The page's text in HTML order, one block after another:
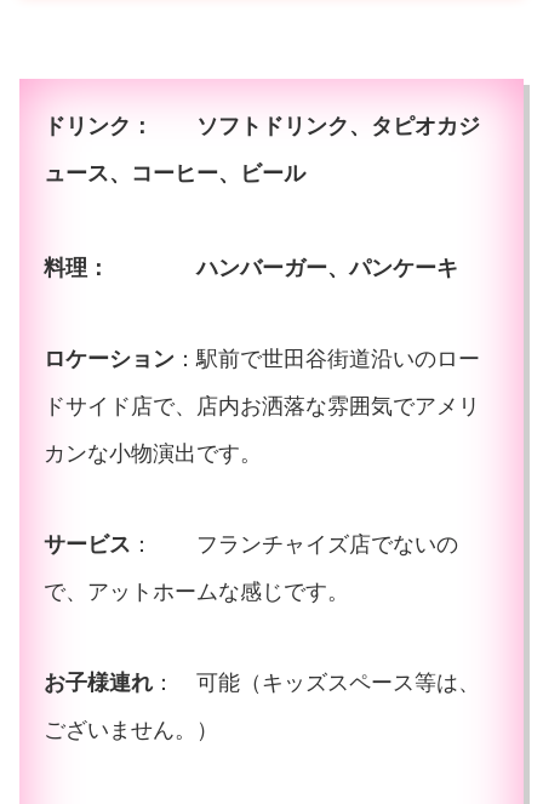
ドリンク ： ソフトドリンク、タピオカジ
ュース、コーヒー、ビール
料理 ： ハンバーガー、パンケーキ
ロケーション ：駅前で世田谷街道沿いのロー
ドサイド店で、店内お洒落な雰囲気でアメリ
カンな小物演出です。
サービス ： フランチャイズ店でないの
で、アットホームな感じです。
お子様連れ ： 可能（キッズスペース等は、
ございません。）